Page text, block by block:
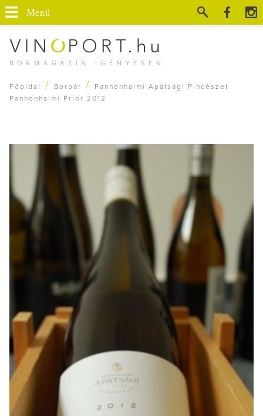
BORMAGAZIN IGÉNYESEN
Menü
Főoldal / Borbár /
Pannonhalmi Apátsági Pincészet
Pannonhalmi Prior 2012